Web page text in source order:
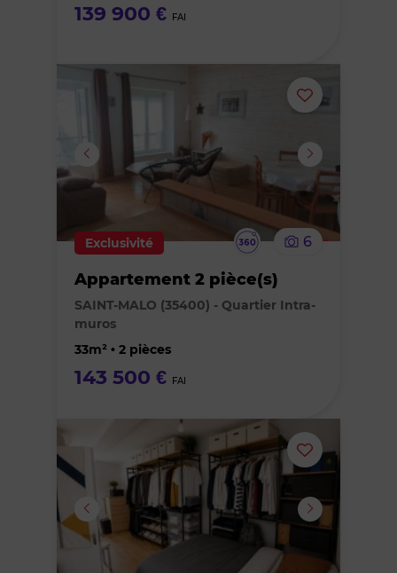
139 900 € FAI
Ajouter
supprimer
des
Exclusivité 6
Visite
virtuelle
Appartement 2 pièce(s)
SAINT-MALO (35400) - Quartier Intra-
muros
33m² • 2 pièces
143 500 € FAI
Ajouter
ou
supprimer